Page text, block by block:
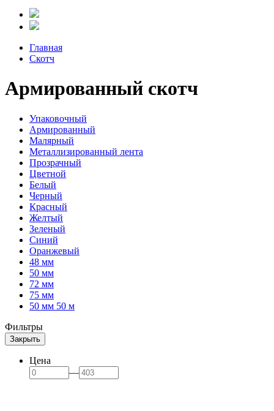
Главная
Скотч
Армированный скотч
Упаковочный
Армированный
Малярный
Металлизированный лента
Прозрачный
Цветной
Белый
Черный
Красный
Желтый
Зеленый
Синий
Оранжевый
48 мм
50 мм
72 мм
75 мм
50 мм 50 м
Фильтры
Закрыть
Цена
—